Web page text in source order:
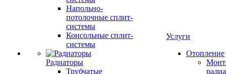
Напольно-
потолочные сплит-
системы
Консольные сплит-
системы
Радиаторы
Трубчатые
Услуги
Отопление